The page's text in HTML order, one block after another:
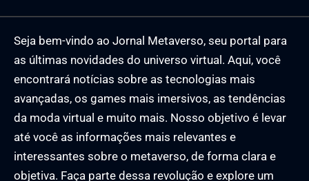
Seja bem-vindo ao Jornal Metaverso, seu portal para
as últimas novidades do universo virtual. Aqui, você
encontrará notícias sobre as tecnologias mais
avançadas, os games mais imersivos, as tendências
da moda virtual e muito mais. Nosso objetivo é levar
até você as informações mais relevantes e
interessantes sobre o metaverso, de forma clara e
objetiva. Faça parte dessa revolução e explore um